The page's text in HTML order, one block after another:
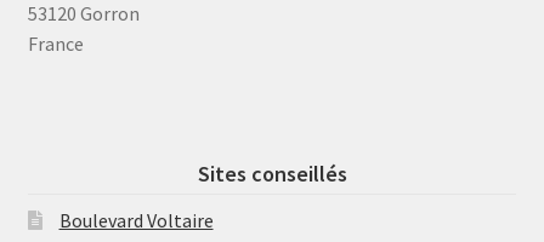
53120 Gorron
France
Sites conseillés
Boulevard Voltaire